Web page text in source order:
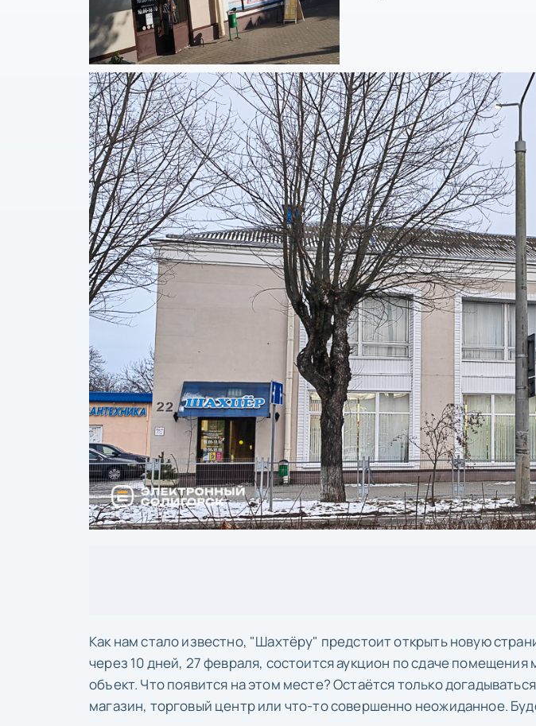
Как нам стало известно, "Шахтёру" предстоит открыть новую
через 10 дней, 27 февраля, состоится аукцион по сдаче помещения
объект. Что появится на этом месте? Остаётся только
магазин, торговый центр или что-то совершенно неожиданное.